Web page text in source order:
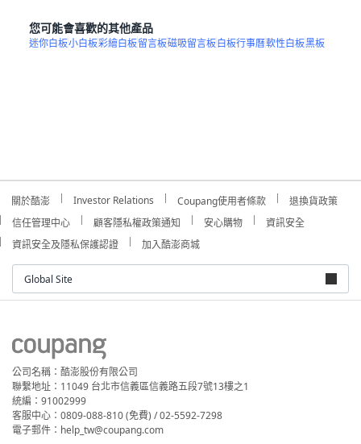
您可能會喜歡的其他產品
迷你白板小白板彩繪白板留言板磁吸留言板白板行事曆軟性白板黑板
關於酷澎 Investor Relations Coupang使用者條款
退換貨政策
信任管理中心
顧客隱私權政策通知 安心購物
資訊安全
資訊安全及隱私保護認證
加入酷澎商城
Global Site
公司名稱：酷澎股份有限公司
聯繫地址：11049 台北市信義區信義路五段7號13樓之1
統編：91002999
客服中心：0809-088-810 (免費) / 02-5592-7298
電子郵件：help_tw@coupang.com